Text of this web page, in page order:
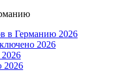
в Германию 2026
2026
2026